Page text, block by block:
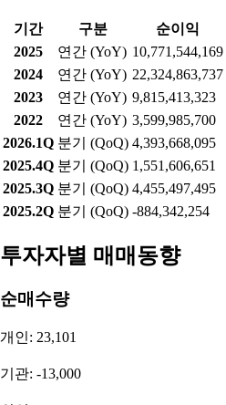
기간 구분 순이익
2025
연간 (YoY) 10,771,544,169
2024
연간 (YoY) 22,324,863,737
2023
연간 (YoY) 9,815,413,323
2022
연간 (YoY) 3,599,985,700
2026.1Q 분기 (QoQ) 4,393,668,095
2025.4Q 분기 (QoQ) 1,551,606,651
2025.3Q 분기 (QoQ) 4,455,497,495
2025.2Q 분기 (QoQ) -884,342,254
투자자별 매매동향
순매수량
개인: 23,101
기관: -13,000